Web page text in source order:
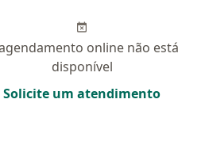
online não está
disponível
Solicite um atendimento